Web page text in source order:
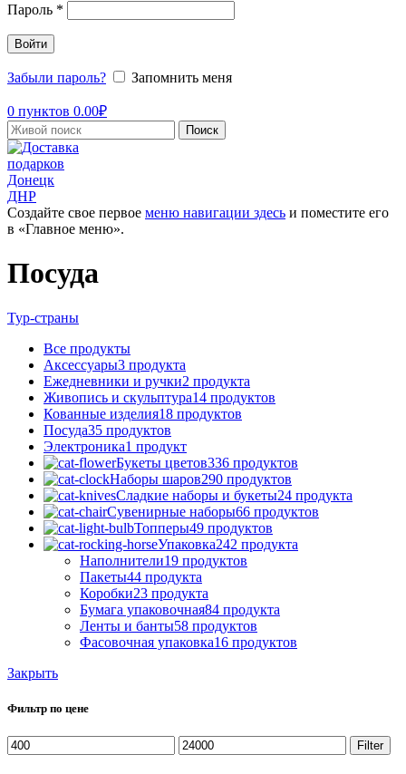
Пароль *
Войти
Забыли пароль? Запомнить меня
0 пунктов 0.00₽
Поиск
Создайте свое первое меню навигации здесь и поместите его
в «Главное меню».
Посуда
Тур-страны
Все продукты
Аксессуары3 продукта
Ежедневники и ручки2 продукта
Живопись и скульптура14 продуктов
Кованные изделия18 продуктов
Посуда35 продуктов
Электроника1 продукт
Букеты цветов336 продуктов
Наборы шаров290 продуктов
Сладкие наборы и букеты24 продукта
Сувенирные наборы66 продуктов
Топперы49 продуктов
Упаковка242 продукта
Наполнители19 продуктов
Пакеты44 продукта
Коробки23 продукта
Бумага упаковочная84 продукта
Ленты и банты58 продуктов
Фасовочная упаковка16 продуктов
Закрыть
Фильтр по цене
Min
price
Max
price
Filter